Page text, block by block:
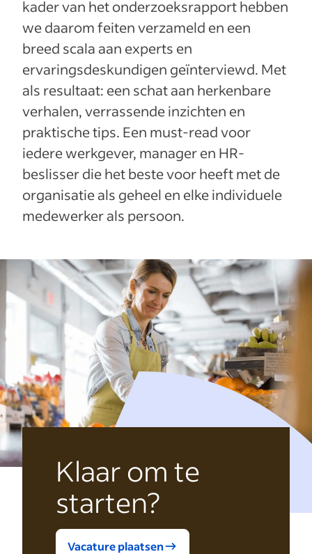
kader van het onderzoeksrapport hebben
we daarom feiten verzameld en een
breed scala aan experts en
ervaringsdeskundigen geïnterviewd. Met
als resultaat: een schat aan herkenbare
verhalen, verrassende inzichten en
praktische tips. Een must-read voor
iedere werkgever, manager en HR-
beslisser die het beste voor heeft met de
organisatie als geheel en elke individuele
medewerker als persoon.
Klaar om te
starten?
Vacature plaatsen